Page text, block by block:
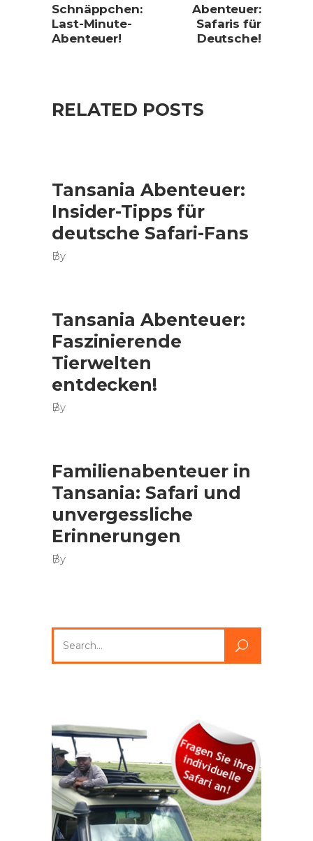
Schnäppchen:
Last-Minute-
Abenteuer!
Abenteuer:
Safaris für
Deutsche!
RELATED POSTS
Tansania Abenteuer:
Insider-Tipps für
deutsche Safari-Fans
By
Tansania Abenteuer:
Faszinierende
Tierwelten
entdecken!
By
Familienabenteuer in
Tansania: Safari und
unvergessliche
Erinnerungen
By
for: